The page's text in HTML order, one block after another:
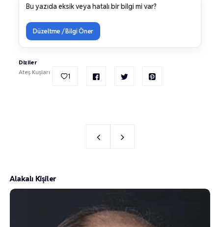
Bu yazıda eksik veya hatalı bir bilgi mi var?
Düzeltme / Bilgi Öner
Diziler
Ateş Kuşları
1
Alakalı Kişiler